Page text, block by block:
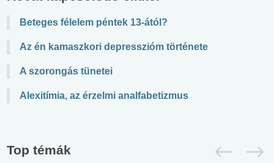
Beteges félelem péntek 13-ától?
Az én kamaszkori depresszióm története
A szorongás tünetei
Alexitímia, az érzelmi analfabetizmus
Top témák